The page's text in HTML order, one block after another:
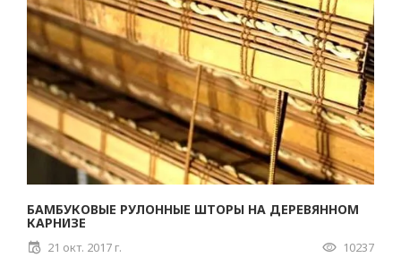
БАМБУКОВЫЕ РУЛОННЫЕ ШТОРЫ НА ДЕРЕВЯННОМ
КАРНИЗЕ
21 окт. 2017 г. 10237